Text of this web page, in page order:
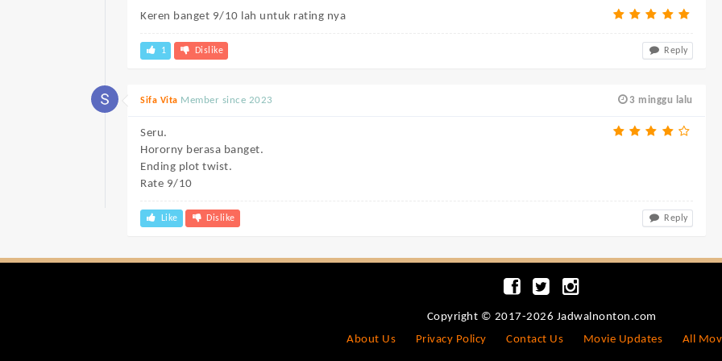
Keren banget 9/10 lah untuk rating nya
1 Dislike Reply
3 minggu lalu
Sifa Vita Member since 2023
Seru.
Hororny berasa banget.
Ending plot twist.
Rate 9/10
Like Dislike Reply
Copyright © 2017-2026 Jadwalnonton.com
About Us
Privacy Policy Contact Us Movie Updates All